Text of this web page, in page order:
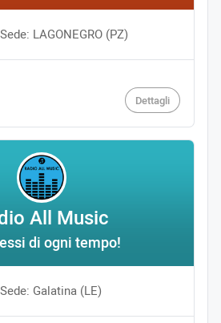
Sede: LAGONEGRO (PZ)
Dettagli
All Music
di ogni tempo!
Sede: Galatina (LE)